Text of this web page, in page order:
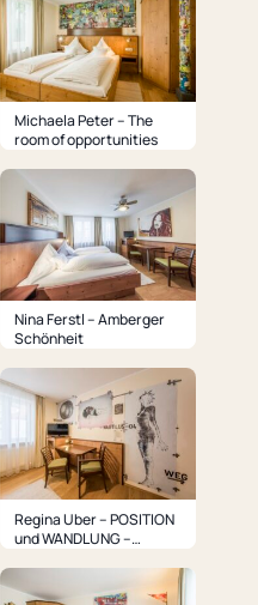
Michaela Peter – The
room of opportunities
Nina Ferstl – Amberger
Schönheit
Regina Uber – POSITION
und WANDLUNG –